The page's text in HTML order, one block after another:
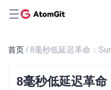
首页
8毫秒低延迟革